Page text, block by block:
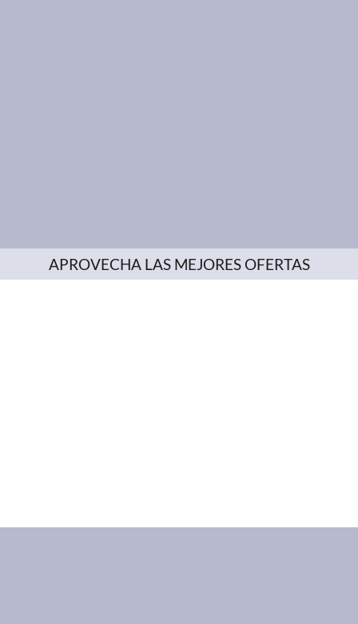
APROVECHA LAS MEJORES OFERTAS